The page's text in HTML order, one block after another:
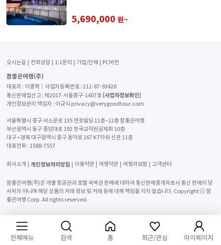
5,690,000 원~
오시는길 전화상담 1:1문의 기업/단체 PC버전
참좋은여행(주)
대표자 : 이종혁│사업자등록번호 : 211-87-93420
통신판매업신고 : 제2017-서울중구-1407호 [사업자정보확인]
개인정보관리 책임자 : 이규식 privacy@verygoodtour.com
서울특별시 중구 서소문로 135 연호빌딩 11층~12층 참좋은여행
부산광역시 동구 중앙대로 192 한국교직원공제회 10층
대구 • 경북 대구광역시 중구 동덕로 167 KT타워 신관 11층
대표전화 : 1588-7557
회사소개 개인정보처리방침 이용약관 여행약관 여행자보험 고객센터
참좋은여행(주)은 개별 항공권과 호텔 숙박권 판매에 대하여 통신판매중개자로서 통신 판매의 당
사자가 아니며 해당 상품의 거래 정보 및 거래 등에 대해 책임을 지지 않습니다. Copyright ⓒ 참
좋은여행 Corp. All rights reserved.
전체메뉴 검색 홈 최근/관심 마이페이지